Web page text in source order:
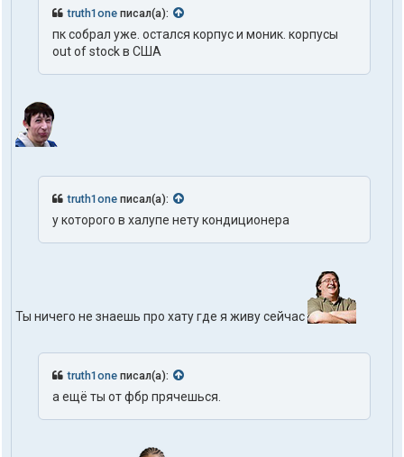
truth1one писал(а):
пк собрал уже. остался корпус и моник. корпусы
out of stock в США
truth1one писал(а):
у которого в халупе нету кондиционера
Ты ничего не знаешь про хату где я живу сейчас
truth1one писал(а):
а ещё ты от фбр прячешься.